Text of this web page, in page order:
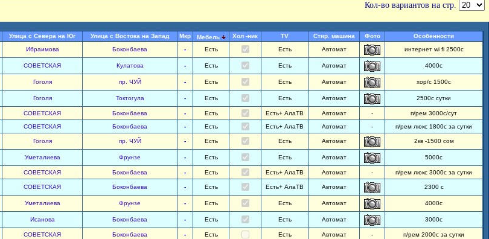
Кол-во вариантов на стр.
Улица с Севера на Юг Улица с Востока на Запад Мкр Мебель Хол -ник TV Стир. машина Фото
Особенности
Ибраимова Боконбаева - Есть Есть Автомат интернет wi fi 2500с
СОВЕТСКАЯ Кулатова - Есть Есть Автомат 4000с
Гоголя пр. ЧУЙ - Есть Есть Автомат хор/с 1500с
Гоголя Токтогула - Есть Есть Автомат 2500с сутки
СОВЕТСКАЯ Боконбаева - Есть Есть+ АлаТВ Автомат -
п/рем 3000с/сут
СОВЕТСКАЯ Боконбаева - Есть Есть+ АлаТВ Автомат - п/рем люкс 1800с за сутки
Гоголя пр. ЧУЙ - Есть Есть Автомат 2кв -1500 сом
Уметалиева Фрунзе - Есть Есть Автомат 5000с
СОВЕТСКАЯ Боконбаева - Есть Есть+ АлаТВ Автомат - п/рем люкс 3000с за сутки
СОВЕТСКАЯ Боконбаева - Есть Есть+ АлаТВ Автомат 2300 с
Уметалиева Фрунзе - Есть Есть Автомат 4000с
Исанова Боконбаева - Есть Есть Автомат 3000с
СОВЕТСКАЯ Боконбаева - Есть Есть Автомат - п/рем 2000с за сутки